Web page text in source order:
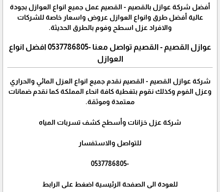
أفضل شركة عوازل بالقصيم - القصيم عمل جميع انواع العوازل بجودة
عالية أفضل طرق وانواع العوازل عروض واسعار خاصة للشركات
والافراد عزل اسطح وفوم بالطرق الحديثة.
عوازل القصيم - القصيم تواصل معنا -0537786805 افضل انواع
العوازل
شركة عوازل القصيم - القصيم نقدم جميع انواع العزل المائي والحراري
وعزل الفوم وكذلك نقوم بتغطية كافة انحاء المملكة كما نقدم ضمانات
معتمدة وموثقة.
شركة عزل خزانات وأسطح كشف تسربات المياه
للتواصل والاستفسار
-0537786805
للعودة الى الصفحة الرئيسية اضغط على الرابط